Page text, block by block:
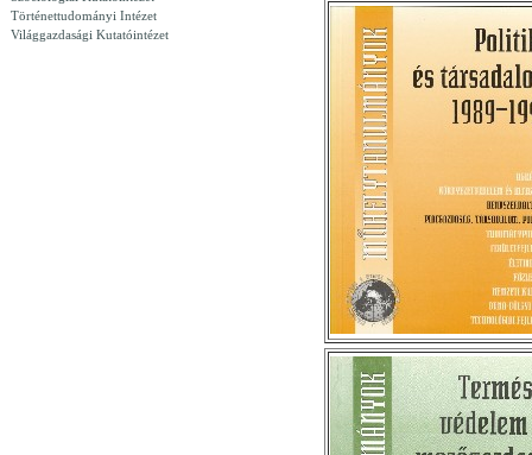
Történettudományi Intézet
Világgazdasági Kutatóintézet